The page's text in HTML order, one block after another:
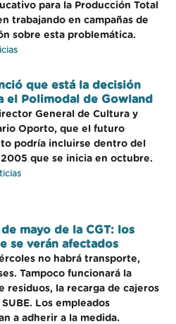
para la Producción Total
trabajando en campañas de
sobre esta problemática.
que está la decisión
el Polimodal de Gowland
General de Cultura y
Oporto, que el futuro
podría incluirse dentro del
que se inicia en octubre.
mayo de la CGT: los
se verán afectados
no habrá transporte,
Tampoco funcionará la
residuos, la recarga de cajeros
Los empleados
a adherir a la medida.